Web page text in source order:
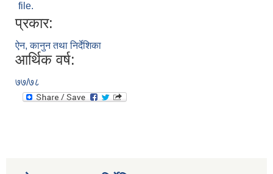
file.
प्रकार:
ऐन, कानुन तथा निर्देशिका
आर्थिक वर्ष:
७७/७८